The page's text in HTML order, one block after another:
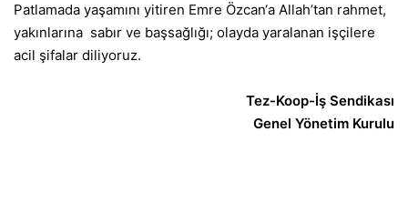
Patlamada yaşamını yitiren Emre Özcan‘a Allah’tan rahmet,
yakınlarına sabır ve başsağlığı; olayda yaralanan işçilere
acil şifalar diliyoruz.
Tez-Koop-İş Sendikası
Genel Yönetim Kurulu